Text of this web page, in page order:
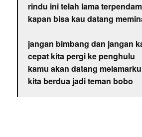
rindu ini telah lama terpendam
kapan bisa kau datang
jangan bimbang dan jangan
cepat kita pergi ke penghulu
kamu akan datang melamarku
kita berdua jadi teman bobo